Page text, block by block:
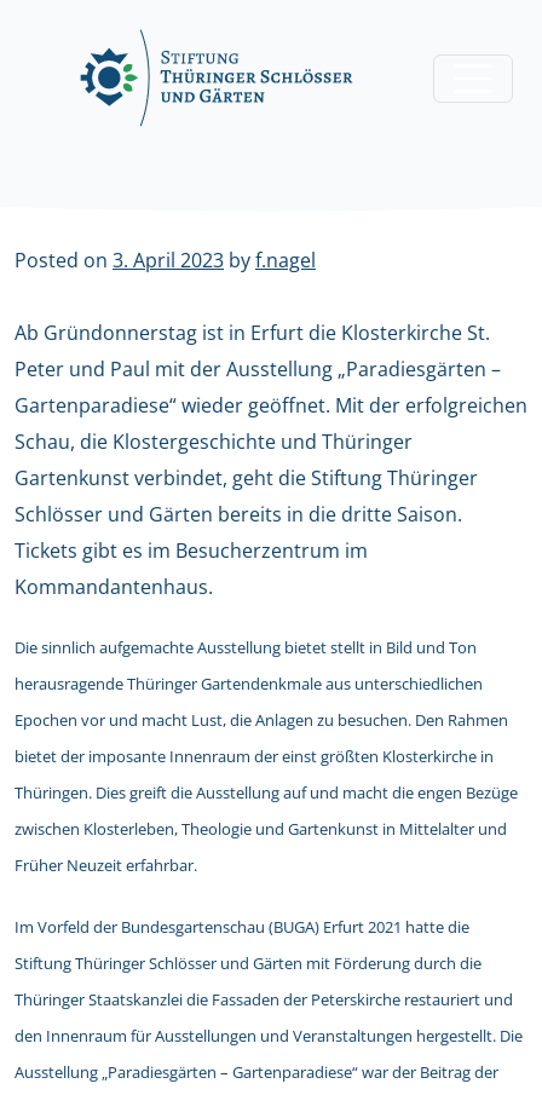
Posted on 3. April 2023 byf.nagel
Ab Gründonnerstag ist in Erfurt die Klosterkirche St.
Peter und Paul mit der Ausstellung „Paradiesgärten –
Gartenparadiese“ wieder geöffnet. Mit der erfolgreichen
Schau, die Klostergeschichte und Thüringer
Gartenkunst verbindet, geht die Stiftung Thüringer
Schlösser und Gärten bereits in die dritte Saison.
Tickets gibt es im Besucherzentrum im
Kommandantenhaus.
Die sinnlich aufgemachte Ausstellung bietet stellt in Bild und Ton
herausragende Thüringer Gartendenkmale aus unterschiedlichen
Epochen vor und macht Lust, die Anlagen zu besuchen. Den Rahmen
bietet der imposante Innenraum der einst größten Klosterkirche in
Thüringen. Dies greift die Ausstellung auf und macht die engen Bezüge
zwischen Klosterleben, Theologie und Gartenkunst in Mittelalter und
Früher Neuzeit erfahrbar.
Im Vorfeld der Bundesgartenschau (BUGA) Erfurt 2021 hatte die
Stiftung Thüringer Schlösser und Gärten mit Förderung durch die
Thüringer Staatskanzlei die Fassaden der Peterskirche restauriert und
den Innenraum für Ausstellungen und Veranstaltungen hergestellt. Die
Ausstellung „Paradiesgärten – Gartenparadiese“ war der Beitrag der